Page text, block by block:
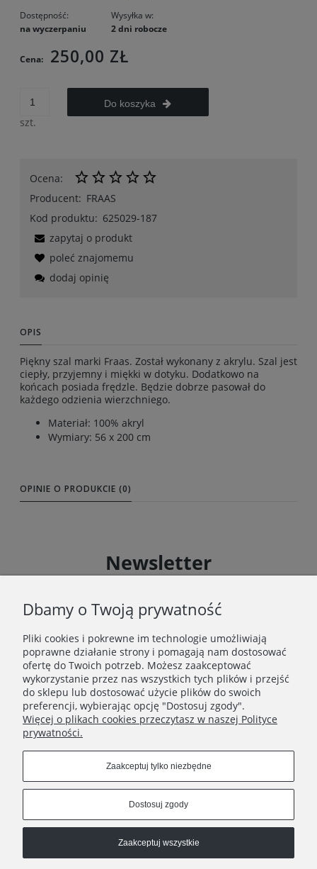
Dostępność:
na wyczerpaniu
Wysyłka w:
2 dni robocze
Cena: 250,00 ZŁ
szt.
Do koszyka
Ocena:
Producent: FRAAS
Kod produktu: 625029-187
zapytaj o produkt
poleć znajomemu
dodaj opinię
OPIS
Piękny szal marki Fraas. Został wykonany z akrylu. Szal jest
ciepły, przyjemny i miękki w dotyku. Dodatkowo na
końcach posiada frędzle. Będzie dobrze pasował do
każdego odzienia wierzchniego.
Materiał: 100% akryl
Wymiary: 56 x 200 cm
OPINIE O PRODUKCIE (0)
Newsletter
zgodnie z Regulaminem akcji promocyjnej
Zapisz się
Zapisując się do Newslettera wyrażasz zgodę na
przetwarzanie Twoich danych osobowych zgodnie z
Polityką prywatności oraz otrzymywanie drogą
elektroniczną informacji handlowej zgodnie z
Regulaminem Newslettera.
REGULAMINY
Dbamy o Twoją prywatność
Pliki cookies i pokrewne im technologie umożliwiają
poprawne działanie strony i pomagają nam dostosować
ofertę do Twoich potrzeb. Możesz zaakceptować
wykorzystanie przez nas wszystkich tych plików i przejść
do sklepu lub dostosować użycie plików do swoich
preferencji, wybierając opcję "Dostosuj zgody".
Więcej o plikach cookies przeczytasz w naszej Polityce
prywatności.
Zaakceptuj tylko niezbędne
Dostosuj zgody
Zaakceptuj wszystkie